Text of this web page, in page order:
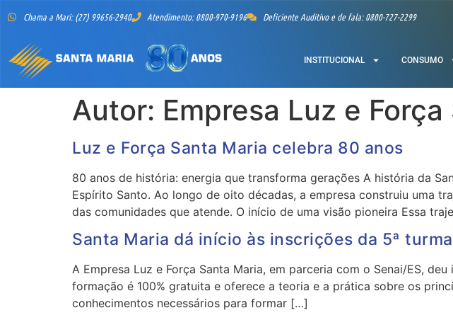
Chama a Mari: (27) 99656-2940 Atendimento: 0800-970-9196 Deficiente Auditivo e de fala: 0800-727-2299
INSTITUCIONAL CONSUMO
Autor: Empresa Luz e
Luz e Força Santa Maria celebra 80 anos
80 anos de história: energia que transforma gerações A história da
Espírito Santo. Ao longo de oito décadas, a empresa construiu uma
das comunidades que atende. O início de uma visão pioneira Essa
Santa Maria dá início às inscrições da 5ª
A Empresa Luz e Força Santa Maria, em parceria com o Senai/ES,
formação é 100% gratuita e oferece a teoria e a prática sobre os
conhecimentos necessários para formar […]